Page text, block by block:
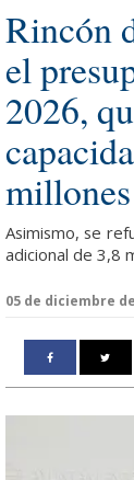
Rincón
el
2026,
Asimismo, se
adicional de 3,8
05 de diciembre